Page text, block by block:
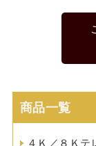
商品一覧
４Ｋ／８Ｋテ